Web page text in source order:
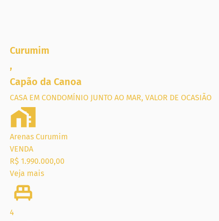
Curumim
,
Capão da Canoa
CASA EM CONDOMÍNIO JUNTO AO MAR, VALOR DE OCASIÃO
Arenas Curumim
VENDA
R$ 1.990.000,00
Veja mais
4